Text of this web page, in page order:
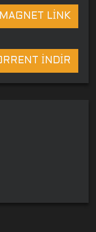
MAGNET LİNK
İNDİR